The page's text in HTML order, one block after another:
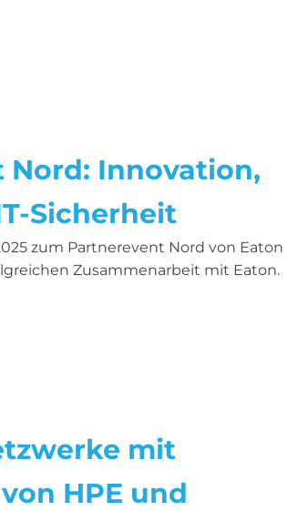
Nord: Innovation,
Sicherheit
zum Partnerevent Nord von Eaton
Zusammenarbeit mit Eaton.
mit
HPE und